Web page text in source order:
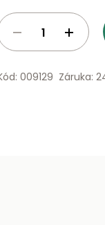
009129 Záruka: